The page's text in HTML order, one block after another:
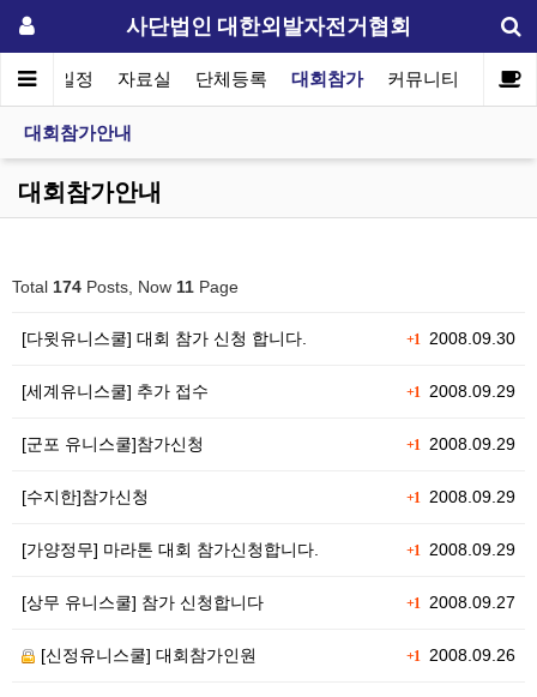
사단법인 대한외발자전거협회
협회일정 자료실 단체등록 대회참가 커뮤니티
대회참가안내
대회참가안내
Total 174 Posts, Now 11 Page
+1 2008.09.30
[다윗유니스쿨] 대회 참가 신청 합니다.
+1 2008.09.29
[세계유니스쿨] 추가 접수
+1 2008.09.29
[군포 유니스쿨]참가신청
+1 2008.09.29
[수지한]참가신청
+1 2008.09.29
[가양정무] 마라톤 대회 참가신청합니다.
+1 2008.09.27
[상무 유니스쿨] 참가 신청합니다
+1 2008.09.26
[신정유니스쿨] 대회참가인원